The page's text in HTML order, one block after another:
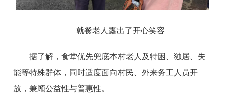
就餐老人露出了开心笑容
据了解，食堂优先兜底本村老人及特困、独居、失
能等特殊群体，同时适度面向村民、外来务工人员开
放，兼顾公益性与普惠性。